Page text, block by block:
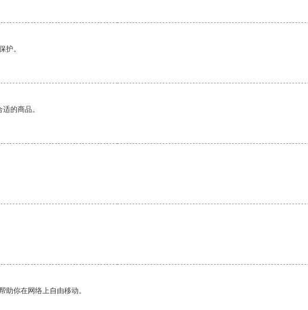
护。
的商品。
你在网络上自由移动。